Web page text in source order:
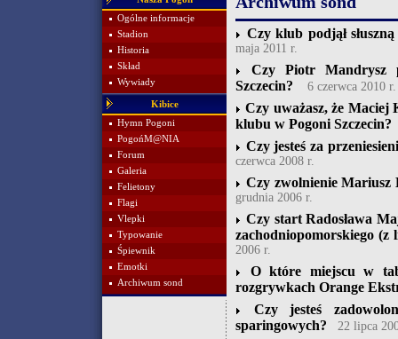
Ogólne informacje
Stadion
Historia
Skład
Wywiady
Kibice
Hymn Pogoni
PogońM@NIA
Forum
Galeria
Felietony
Flagi
Vlepki
Typowanie
Śpiewnik
Emotki
Archiwum sond
Czy klub podjął
maja 2011 r.
Czy Piotr Mandrysz
Szczecin?
6 czerwca 2010 r.
Czy uważasz, że Maciej
klubu w Pogoni Szczecin?
Czy jesteś za
czerwca 2008 r.
Czy zwolnienie Mariusz
grudnia 2006 r.
Czy start Radosława
zachodniopomorskiego
2006 r.
O które miejscu w
rozgrywkach Orange
Czy jesteś
sparingowych?
22 lipca